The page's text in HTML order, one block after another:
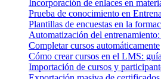
Incorporación de enlaces en
Prueba de conocimiento en
Plantillas de encuestas en la
Automatización del
Completar cursos automáticamente
Cómo crear cursos en el LMS:
Importación de cursos y